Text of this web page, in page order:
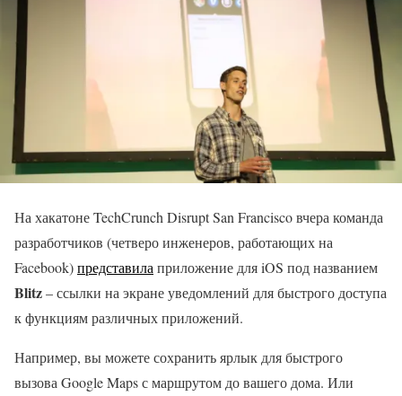
На хакатоне TechCrunch Disrupt San Francisco вчера команда
разработчиков (четверо инженеров, работающих на
Facebook)представила приложение для iOS под названием
Blitz– ссылки на экране уведомлений для быстрого доступа
к функциям различных приложений.
Например, вы можете сохранить ярлык для быстрого
вызова Google Maps с маршрутом до вашего дома. Или